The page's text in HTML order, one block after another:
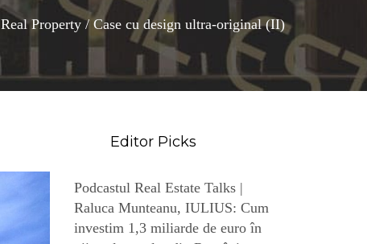
Real Property / Case cu design ultra-original (II)
Editor Picks
Podcastul Real Estate Talks |
Raluca Munteanu, IULIUS: Cum
investim 1,3 miliarde de euro în